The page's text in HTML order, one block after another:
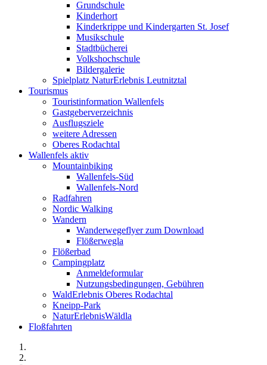
Grundschule
Kinderhort
Kinderkrippe und Kindergarten St. Josef
Musikschule
Stadtbücherei
Volkshochschule
Bildergalerie
Spielplatz NaturErlebnis Leutnitztal
Tourismus
Touristinformation Wallenfels
Gastgeberverzeichnis
Ausflugsziele
weitere Adressen
Oberes Rodachtal
Wallenfels aktiv
Mountainbiking
Wallenfels-Süd
Wallenfels-Nord
Radfahren
Nordic Walking
Wandern
Wanderwegeflyer zum Download
Flößerwegla
Flößerbad
Campingplatz
Anmeldeformular
Nutzungsbedingungen, Gebühren
WaldErlebnis Oberes Rodachtal
Kneipp-Park
NaturErlebnisWäldla
Floßfahrten